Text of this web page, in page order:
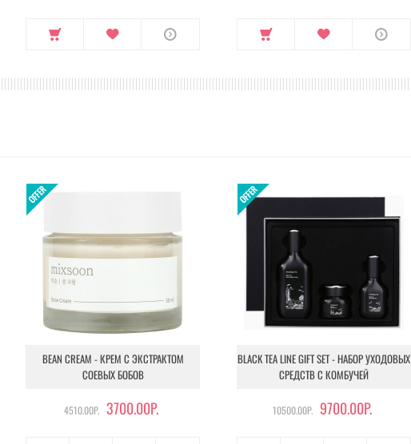
BEAN CREAM - КРЕМ С ЭКСТРАКТОМ
СОЕВЫХ БОБОВ
4510.00Р. 3700.00Р.
BLACK TEA LINE GIFT SET - НАБОР УХОДОВЫХ
СРЕДСТВ С КОМБУЧЕЙ
10500.00Р. 9700.00Р.